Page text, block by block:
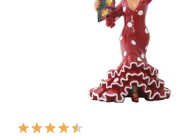
Tazas
Ceniceros
Colgadores